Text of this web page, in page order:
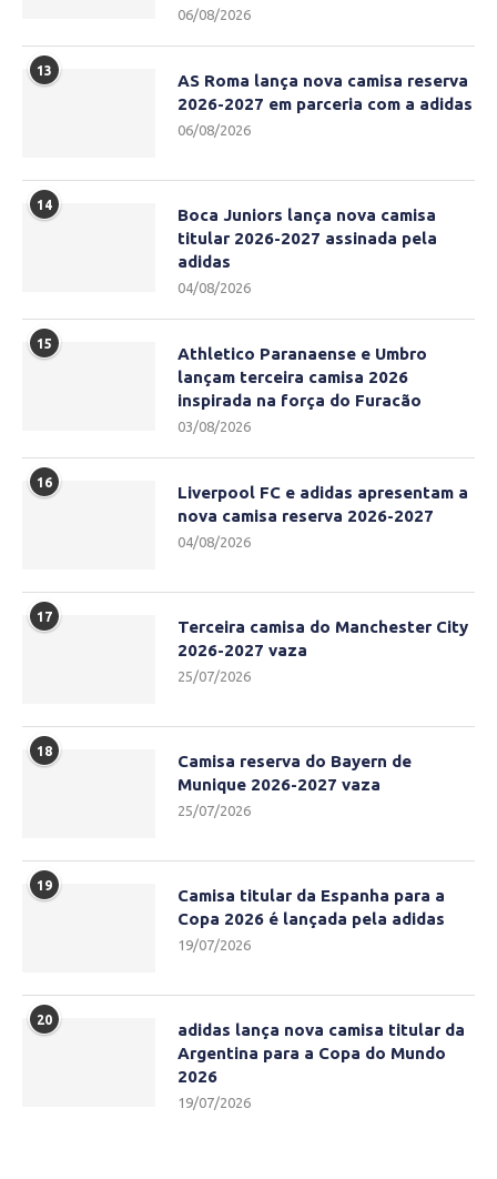
06/08/2026
13
AS Roma lança nova camisa reserva
2026-2027 em parceria com a adidas
06/08/2026
14
Boca Juniors lança nova camisa
titular 2026-2027 assinada pela
adidas
04/08/2026
15
Athletico Paranaense e Umbro
lançam terceira camisa 2026
inspirada na força do Furacão
03/08/2026
16
Liverpool FC e adidas apresentam a
nova camisa reserva 2026-2027
04/08/2026
17
Terceira camisa do Manchester City
2026-2027 vaza
25/07/2026
18
Camisa reserva do Bayern de
Munique 2026-2027 vaza
25/07/2026
19
Camisa titular da Espanha para a
Copa 2026 é lançada pela adidas
19/07/2026
20
adidas lança nova camisa titular da
Argentina para a Copa do Mundo
2026
19/07/2026